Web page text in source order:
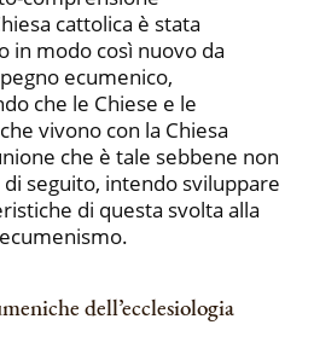
cattolica è stata
in modo così nuovo da
ecumenico,
che le Chiese e le
vivono con la Chiesa
che è tale sebbene non
seguito, intendo sviluppare
di questa svolta alla
dell’ecclesiologia